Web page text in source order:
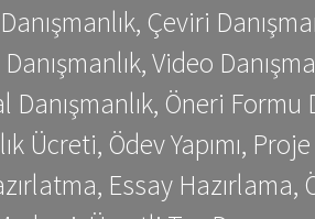
Çeviri
Video
Öneri Formu
Ödev Yapımı, Proje
Essay Hazırlama,